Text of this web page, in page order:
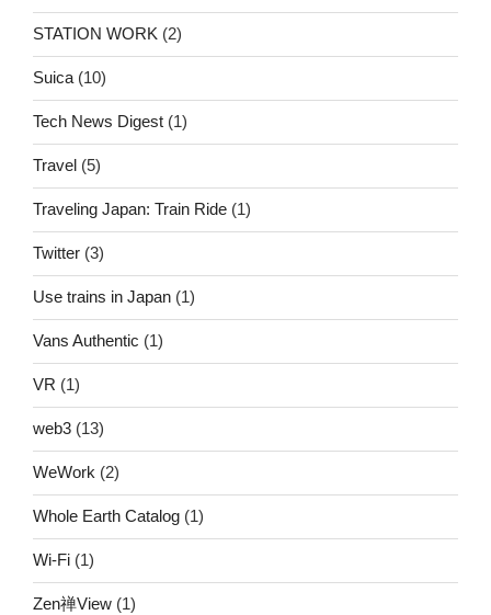
STATION WORK (2)
Suica (10)
Tech News Digest (1)
Travel (5)
Traveling Japan: Train Ride (1)
Twitter (3)
Use trains in Japan (1)
Vans Authentic (1)
VR (1)
web3 (13)
WeWork (2)
Whole Earth Catalog (1)
Wi-Fi (1)
Zen禅View (1)